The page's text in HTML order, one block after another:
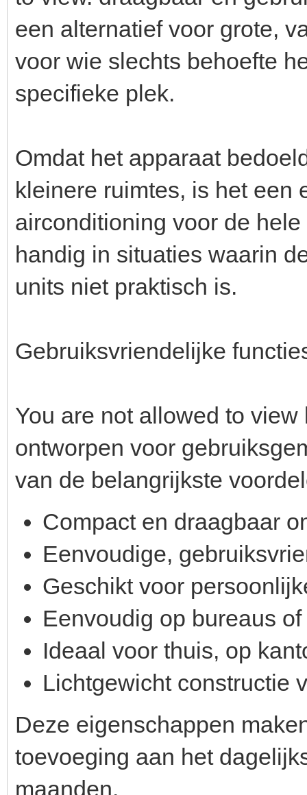
een alternatief voor grote,
voor wie slechts behoefte
specifieke plek.
Omdat het apparaat
kleinere ruimtes, is het een
airconditioning voor de
handig in situaties waarin
units niet praktisch is.
Gebruiksvriendelijke
You are not allowed to
ontworpen voor
van de belangrijkste
Compact en draagbaar
Eenvoudige,
Geschikt voor
Eenvoudig op bureaus
Ideaal voor thuis, op
Lichtgewicht constructie
Deze eigenschappen
toevoeging aan het
maanden.